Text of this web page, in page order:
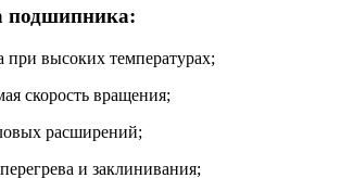
подшипника:
при высоких температурах;
скорость вращения;
расширений;
и заклинивания;